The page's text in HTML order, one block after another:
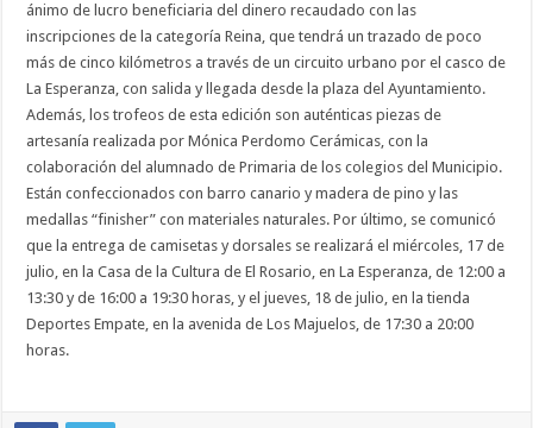
ánimo de lucro beneficiaria del dinero recaudado con las
inscripciones de la categoría Reina, que tendrá un trazado de poco
más de cinco kilómetros a través de un circuito urbano por el casco de
La Esperanza, con salida y llegada desde la plaza del Ayuntamiento.
Además, los trofeos de esta edición son auténticas piezas de
artesanía realizada por Mónica Perdomo Cerámicas, con la
colaboración del alumnado de Primaria de los colegios del Municipio.
Están confeccionados con barro canario y madera de pino y las
medallas “finisher” con materiales naturales. Por último, se comunicó
que la entrega de camisetas y dorsales se realizará el miércoles, 17 de
julio, en la Casa de la Cultura de El Rosario, en La Esperanza, de 12:00 a
13:30 y de 16:00 a 19:30 horas, y el jueves, 18 de julio, en la tienda
Deportes Empate, en la avenida de Los Majuelos, de 17:30 a 20:00
horas.